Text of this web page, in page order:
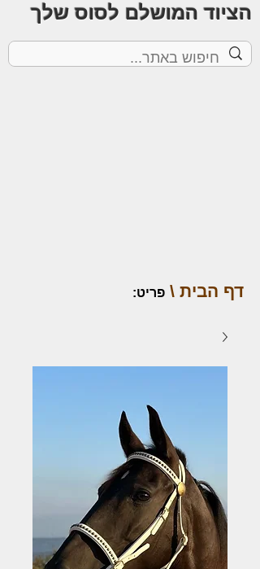
הציוד המושלם לסוס שלך
דף הבית \ פריט: